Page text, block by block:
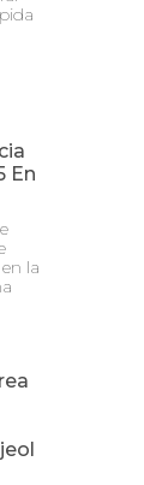
En
la